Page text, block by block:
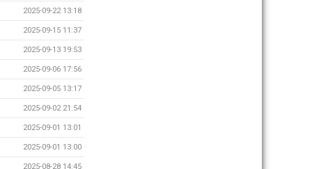
2025-09-22 13:18
2025-09-15 11:37
2025-09-13 19:53
2025-09-06 17:56
2025-09-05 13:17
2025-09-02 21:54
2025-09-01 13:01
2025-09-01 13:00
2025-08-28 14:45